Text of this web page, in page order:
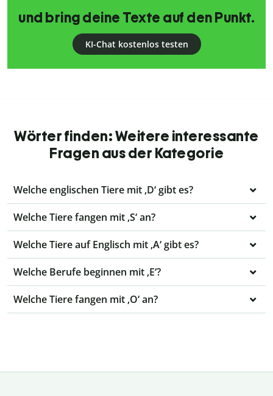
und bring deine Texte auf den Punkt.
KI-Chat kostenlos testen
Wörter finden: Weitere interessante
Fragen aus der Kategorie
Welche englischen Tiere mit ‚D‘ gibt es?
Welche Tiere fangen mit ‚S‘ an?
Welche Tiere auf Englisch mit ‚A‘ gibt es?
Welche Berufe beginnen mit ‚E‘?
Welche Tiere fangen mit ‚O‘ an?